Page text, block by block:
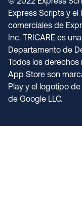
© 2022 Express
Express Scripts y
comerciales de
Inc. TRICARE es
Departamento de
Todos los
App Store son
Play y el logotipo
de Google LLC.